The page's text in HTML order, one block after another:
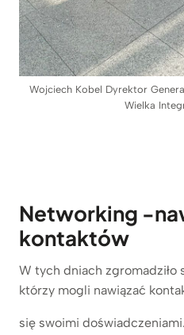
Wojciech Kobel Dyrektor
Wielka
Networking -
kontaktów
W tych dniach zgromadziło
którzy mogli nawiązać
się swoimi doświadczeniami.